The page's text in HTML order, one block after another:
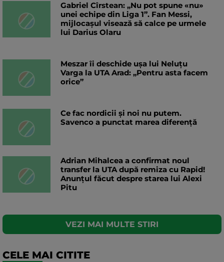
Gabriel Cîrstean: „Nu pot spune «nu»
unei echipe din Liga 1”. Fan Messi,
mijlocașul visează să calce pe urmele
lui Darius Olaru
Meszar îi deschide ușa lui Neluțu
Varga la UTA Arad: „Pentru asta facem
orice”
Ce fac nordicii și noi nu putem.
Savenco a punctat marea diferență
Adrian Mihalcea a confirmat noul
transfer la UTA după remiza cu Rapid!
Anunțul făcut despre starea lui Alexi
Pitu
VEZI MAI MULTE STIRI
CELE MAI CITITE